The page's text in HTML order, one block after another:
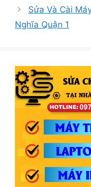
Sửa Và Cài
Nghĩa Quận 1